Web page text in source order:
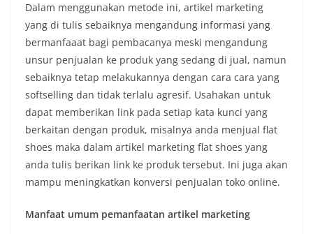
Dalam menggunakan metode ini, artikel marketing
yang di tulis sebaiknya mengandung informasi yang
bermanfaaat bagi pembacanya meski mengandung
unsur penjualan ke produk yang sedang di jual, namun
sebaiknya tetap melakukannya dengan cara cara yang
softselling dan tidak terlalu agresif. Usahakan untuk
dapat memberikan link pada setiap kata kunci yang
berkaitan dengan produk, misalnya anda menjual flat
shoes maka dalam artikel marketing flat shoes yang
anda tulis berikan link ke produk tersebut. Ini juga akan
mampu meningkatkan konversi penjualan toko online.
Manfaat umum pemanfaatan artikel marketing